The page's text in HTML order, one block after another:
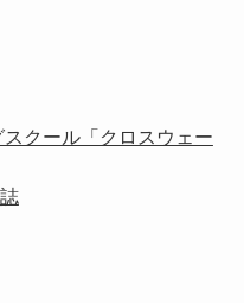
クール「クロスウェー